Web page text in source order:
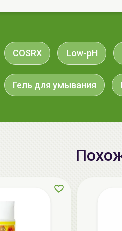
COSRX Low-pH
Гель для умывания